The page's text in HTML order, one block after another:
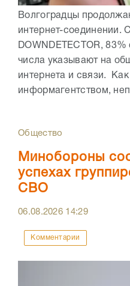
Волгоградцы
интернет-соединении.
DOWNDETECTOR,
числа указывают на
интернета и связи.
информагентством,
Общество
Минобороны
успехах
СВО
06.08.2026 14:29
Комментарии